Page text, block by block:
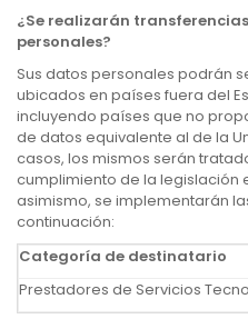
¿Se realizarán
personales?
Sus datos personales podrán
ubicados en países fuera del
incluyendo países que no
de datos equivalente al de la
casos, los mismos serán
cumplimiento de la legislación
asimismo, se implementarán
continuación:
Categoría de destinatario
Prestadores de Servicios